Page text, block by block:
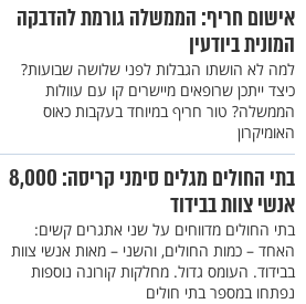
אישום חריף: הממשלה גורמת להדבקה
המונית ביודעין
למה לא הושתו הגבלות לפני שלושה שבועות?
כיצד ייתכן שרופאים מיישרים קו עם עוולות
הממשלה? טור חריף במיוחד בעקבות כאוס
האומיקרון
בתי החולים מגלים סימני קריסה: 8,000
אנשי צוות בבידוד
בתי החולים מדווחים על שני אתגרים קשים:
האחד – כמות החולים, והשני – מאות אנשי צוות
בבידוד. העומס גדול. מחלקות קורונה נוספות
נפתחו במספר בתי חולים